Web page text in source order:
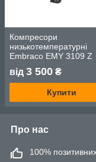
Компресори
низькотемпературні
Embraco EMY 3109 Z
від 3 500 ₴
Купити
Про нас
100% позитивних